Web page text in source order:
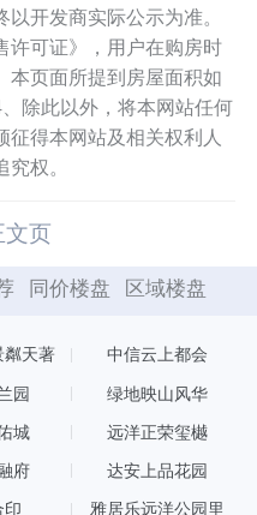
开发商实际公示为准。
许可证》，用户在购房时
本页面所提到房屋面积如
除此以外，将本网站任何
征得本网站及相关权利人
权。
文页
同价楼盘 区域楼盘
粼天著 中信云上都会
园 绿地映山风华
城 远洋正荣玺樾
府 达安上品花园
印 雅居乐远洋公园里